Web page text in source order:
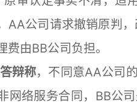
AA公司请求撤销原判
费由BB公司负担。
辩称，不同意AA公司
网络服务合同，BB公